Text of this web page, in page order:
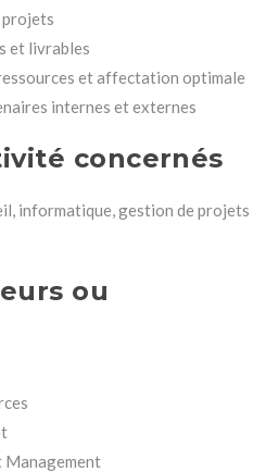
et livrables
et affectation optimale
internes et externes
concernés
informatique, gestion de projets
ou
Management